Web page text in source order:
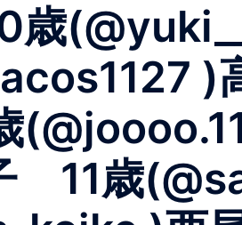
11歳